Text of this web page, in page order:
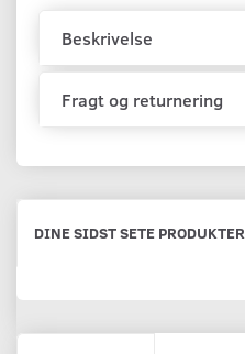
Beskrivelse
Fragt og returnering
DINE SIDST SETE PRODUKTER